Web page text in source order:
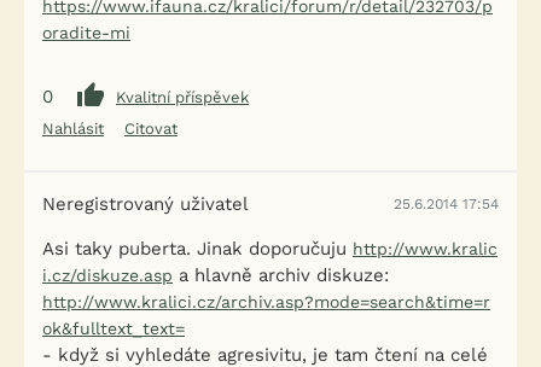
https://www.ifauna.cz/kralici/forum/r/detail/232703/p
oradite-mi
0
Kvalitní příspěvek
Nahlásit
Citovat
Neregistrovaný uživatel 25.6.2014 17:54
Asi taky puberta. Jinak doporučuju http://www.kralic
i.cz/diskuze.asp a hlavně archiv diskuze:
http://www.kralici.cz/archiv.asp?mode=search&time=r
ok&fulltext_text=
- když si vyhledáte agresivitu, je tam čtení na celé